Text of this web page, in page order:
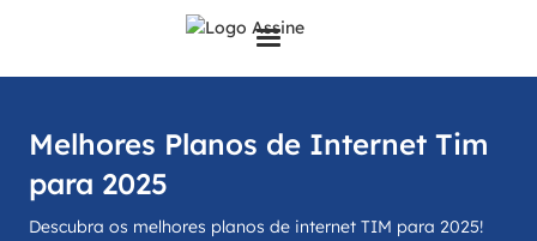
Melhores Planos de Internet Tim
para 2025
Descubra os melhores planos de internet TIM para 2025!